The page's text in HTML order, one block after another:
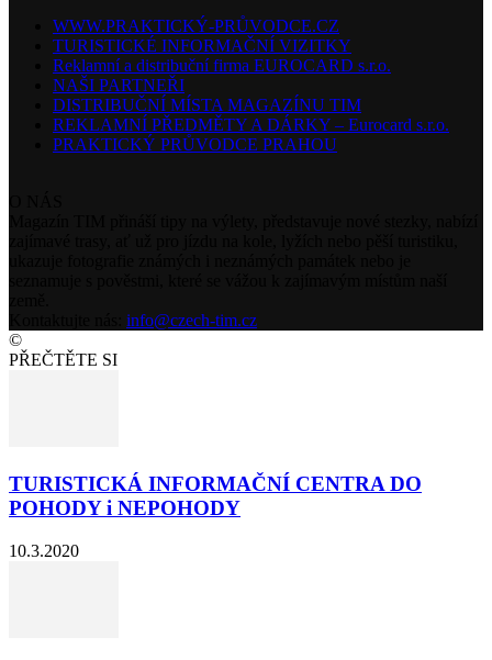
WWW.PRAKTICKÝ-PRŮVODCE.CZ
TURISTICKÉ INFORMAČNÍ VIZITKY
Reklamní a distribuční firma EUROCARD s.r.o.
NAŠI PARTNEŘI
DISTRIBUČNÍ MÍSTA MAGAZÍNU TIM
REKLAMNÍ PŘEDMĚTY A DÁRKY – Eurocard s.r.o.
PRAKTICKÝ PRŮVODCE PRAHOU
info@czech-tim.cz
©
PŘEČTĚTE SI
TURISTICKÁ INFORMAČNÍ CENTRA DO
POHODY i NEPOHODY
10.3.2020